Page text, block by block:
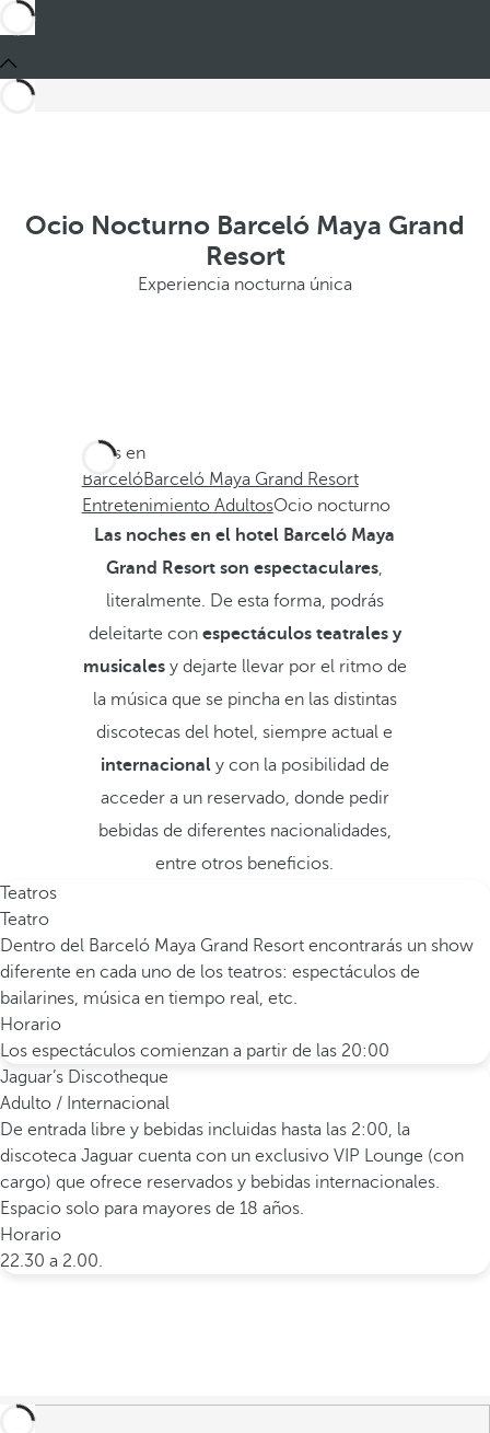
Ocio Nocturno Barceló Maya Grand
Resort
Experiencia nocturna única
Estás en
BarcelóBarceló Maya Grand Resort
Entretenimiento AdultosOcio nocturno
Las noches en el hotel Barceló Maya
Grand Resort son espectaculares,
literalmente. De esta forma, podrás
deleitarte con espectáculos teatrales y
musicalesy dejarte llevar por el ritmo de
la música que se pincha en las distintas
discotecas del hotel, siempre actual e
internacionaly con la posibilidad de
acceder a un reservado, donde pedir
bebidas de diferentes nacionalidades,
entre otros beneficios.
Teatros
Teatro
Dentro del Barceló Maya Grand Resort encontrarás un show
diferente en cada uno de los teatros: espectáculos de
bailarines, música en tiempo real, etc.
Horario
Los espectáculos comienzan a partir de las 20:00
Jaguar’s Discotheque
Adulto / Internacional
De entrada libre y bebidas incluidas hasta las 2:00, la
discoteca Jaguar cuenta con un exclusivo VIP Lounge (con
cargo) que ofrece reservados y bebidas internacionales.
Espacio solo para mayores de 18 años.
Horario
22.30 a 2.00.